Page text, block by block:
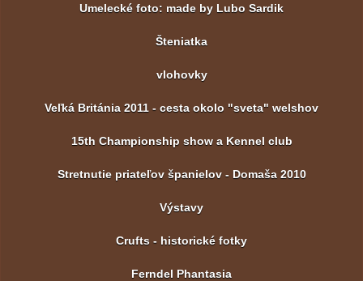
Umelecké foto: made by Lubo Sardik
Šteniatka
vlohovky
Veľká Británia 2011 - cesta okolo "sveta" welshov
15th Championship show a Kennel club
Stretnutie priateľov španielov - Domaša 2010
Výstavy
Crufts - historické fotky
Ferndel Phantasia